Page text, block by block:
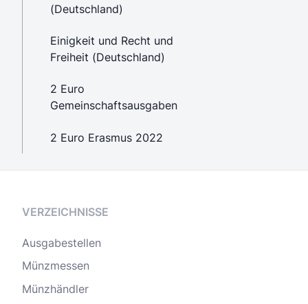
(Deutschland)
Einigkeit und Recht und
Freiheit (Deutschland)
2 Euro
Gemeinschaftsausgaben
2 Euro Erasmus 2022
VERZEICHNISSE
Ausgabestellen
Münzmessen
Münzhändler